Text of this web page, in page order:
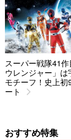
スーパー戦隊41
ウレンジャー」は
モチーフ！史上初
ート
おすすめ特集